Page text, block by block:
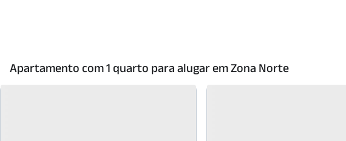
Apartamento com 1 quarto para alugar em Zona Norte